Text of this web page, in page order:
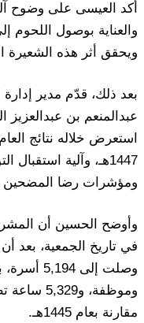
أكد العيسى على وضوح
والعناية بوصول اللحوم
ويحقق أثر هذه الشعيرة
بعد ذلك، قدّم مدير إدارة
عبدالمنعم بن
استعرض خلاله نتائج
1447هـ، وآلية
ومؤشرات رضا المضحين
مقارنة بعام 1445هـ.